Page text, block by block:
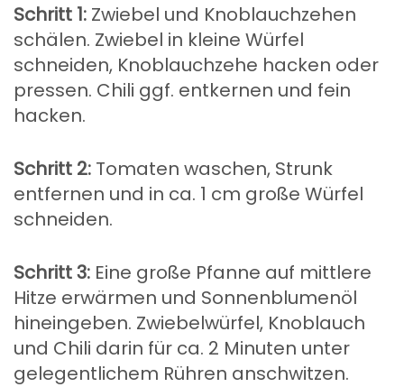
Schritt 1: Zwiebel und Knoblauchzehen
schälen. Zwiebel in kleine Würfel
schneiden, Knoblauchzehe hacken oder
pressen. Chili ggf. entkernen und fein
hacken.
Schritt 2: Tomaten waschen, Strunk
entfernen und in ca. 1 cm große Würfel
schneiden.
Schritt 3: Eine große Pfanne auf mittlere
Hitze erwärmen und Sonnenblumenöl
hineingeben. Zwiebelwürfel, Knoblauch
und Chili darin für ca. 2 Minuten unter
gelegentlichem Rühren anschwitzen.